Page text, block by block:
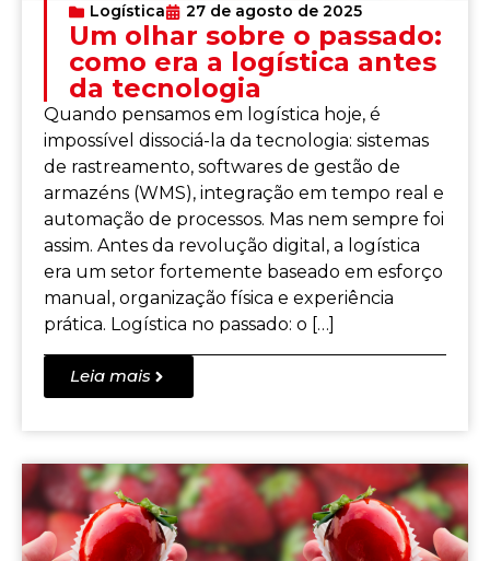
Logística 27 de agosto de 2025
Um olhar sobre o passado:
como era a logística antes
da tecnologia
Quando pensamos em logística hoje, é
impossível dissociá-la da tecnologia: sistemas
de rastreamento, softwares de gestão de
armazéns (WMS), integração em tempo real e
automação de processos. Mas nem sempre foi
assim. Antes da revolução digital, a logística
era um setor fortemente baseado em esforço
manual, organização física e experiência
prática. Logística no passado: o […]
Leia mais